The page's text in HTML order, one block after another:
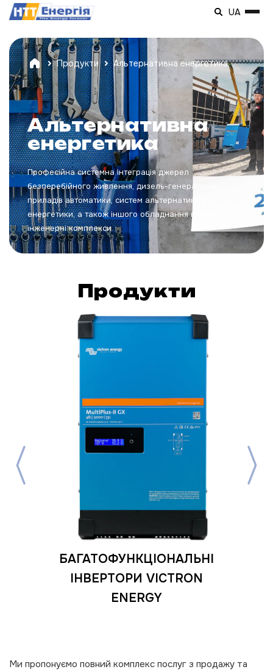
UA
Продукти Альтернативна енергетика
Альтернативна
енергетика
Професійна системна інтеграція джерел
безперебійного живлення, дизель-генераторів,
приладів автоматики, систем альтернативної
енергетики, а також іншого обладнання в єдині
інженерні комплекси.
Продукти
БАГАТОФУНКЦІОНАЛЬНІ
ІНВЕРТОРИ VICTRON
ENERGY
Ми пропонуємо повний комплекс послуг з продажу та